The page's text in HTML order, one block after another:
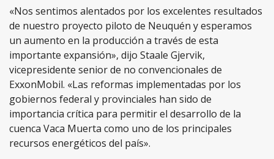
«Nos sentimos alentados por los excelentes resultados
de nuestro proyecto piloto de Neuquén y esperamos
un aumento en la producción a través de esta
importante expansión», dijo Staale Gjervik,
vicepresidente senior de no convencionales de
ExxonMobil. «Las reformas implementadas por los
gobiernos federal y provinciales han sido de
importancia crítica para permitir el desarrollo de la
cuenca Vaca Muerta como uno de los principales
recursos energéticos del país».